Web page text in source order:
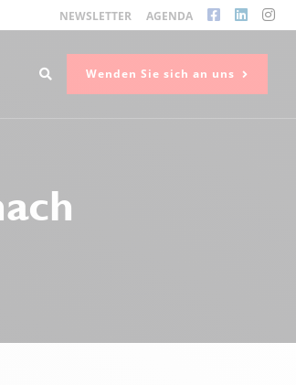
NEWSLETTER AGENDA
Wenden Sie sich an uns